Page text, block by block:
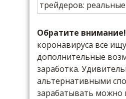
Обратите внимание!
коронавируса все
дополнительные
заработка.
альтернативными
зарабатывать можно